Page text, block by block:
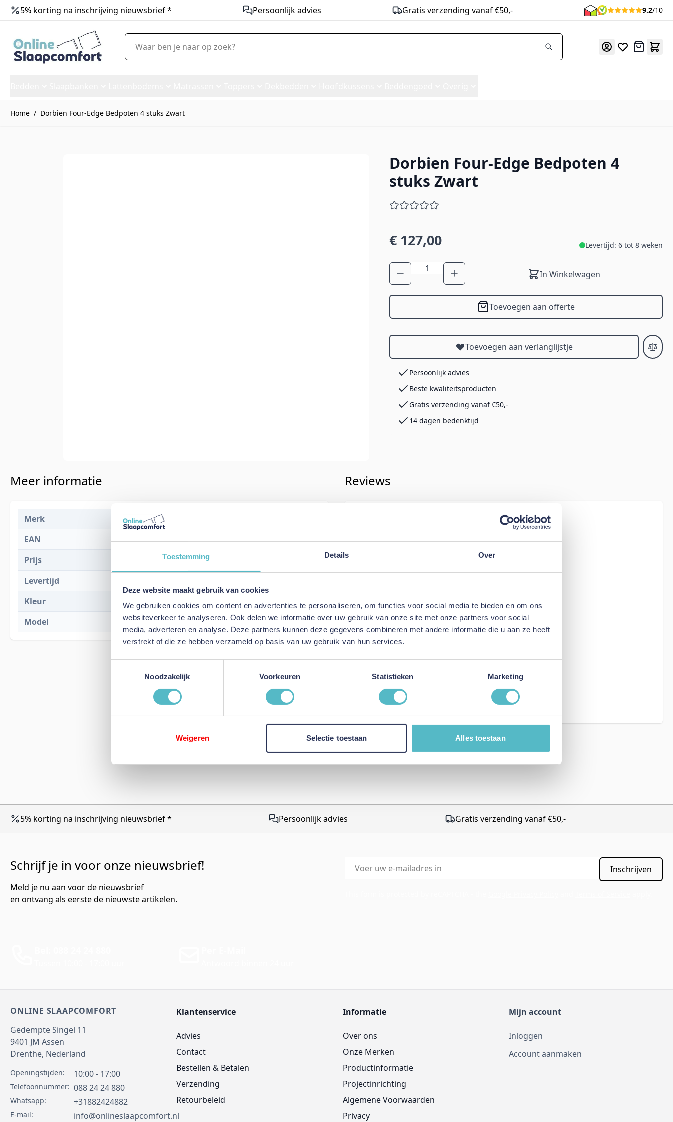
Toestemming Details Over
Deze website maakt gebruik van cookies
We gebruiken cookies om content en advertenties te personaliseren, om functies voor social media te bieden en om ons
websiteverkeer te analyseren. Ook delen we informatie over uw gebruik van onze site met onze partners voor social
media, adverteren en analyse. Deze partners kunnen deze gegevens combineren met andere informatie die u aan ze heeft
verstrekt of die ze hebben verzameld op basis van uw gebruik van hun services.
Noodzakelijk
Voorkeuren Statistieken Marketing
Weigeren Selectie toestaan Alles toestaan
5% korting na inschrijving nieuwsbrief * Persoonlijk advies Gratis verzending vanaf €50,- 9.2/10
Offerte
Waar ben je naar op zoek?
Home / Dorbien Four-Edge Bedpoten 4 stuks Zwart
Dorbien Four-Edge Bedpoten 4
stuks Zwart
€ 127,00 Levertijd: 6 tot 8 weken
Aantal
In Winkelwagen
Toevoegen aan offerte
Toevoegen aan verlanglijstje
Persoonlijk advies
Beste kwaliteitsproducten
Gratis verzending vanaf €50,-
14 dagen bedenktijd
Meer informatie
Merk
EAN
x
Prijs
€ 127,00
Levertijd
Kleur
Zwart
Model
Four-Edge
Reviews
U plaatst een review over:Dorbien Four-Edge
Uw naam
Review
Review versturen
This form is protected by reCAPTCHA - the
Google Privacy Policy
Terms of Service
5% korting na inschrijving nieuwsbrief * Persoonlijk advies Gratis verzending vanaf €50,-
Schrijf je in voor onze nieuwsbrief!
Meld je nu aan voor de nieuwsbrief
en ontvang als eerste de nieuwste artikelen.
E-mailadres
Inschrijven
ONLINE SLAAPCOMFORT
Gedempte Singel 11
9401 JM Assen
Drenthe, Nederland
Openingstijden: 10:00 - 17:00
Telefoonnummer: 088 24 24 880
Whatsapp: +31882424882
E-mail: info@onlineslaapcomfort.nl
Klantenservice
Advies
Contact
Bestellen & Betalen
Verzending
Retourbeleid
Informatie
Over ons
Onze Merken
Productinformatie
Projectinrichting
Algemene Voorwaarden
Privacy
Mijn account
Inloggen
Account aanmaken